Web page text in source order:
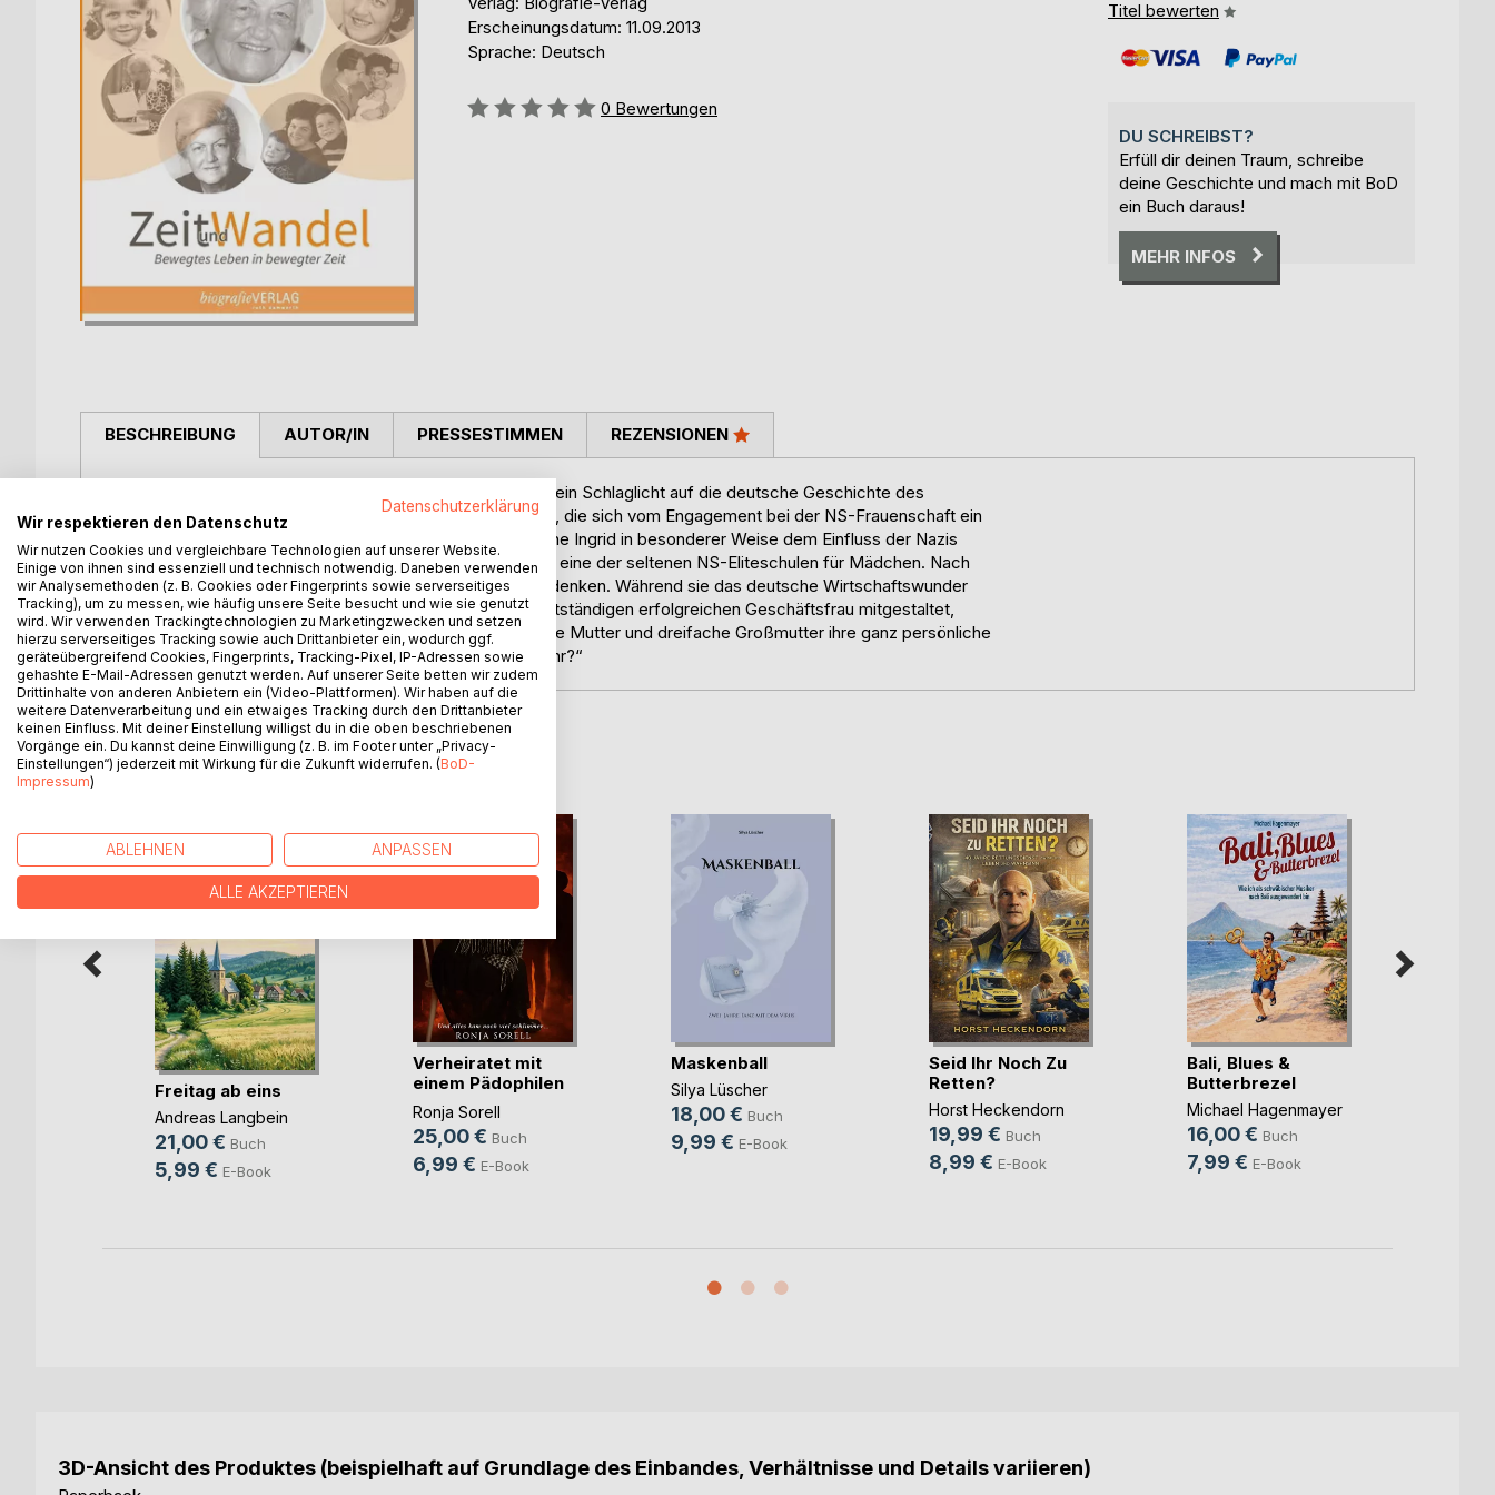
Erscheinungsdatum: 11.09.2013
Sprache: Deutsch
Bewertung::
0 Bewertungen
Titel bewerten
DU SCHREIBST?
Erfüll dir deinen Traum, schreibe
deine Geschichte und mach mit BoD
ein Buch daraus!
MEHR INFOS
BESCHREIBUNG
Ingrid Guntenhöners Lebensgeschichte wirft mehr als nur ein Schlaglicht auf die deutsche Geschichte des
vergangenen Jahrhunderts. Durch die Haltung ihrer Mutter, die sich vom Engagement bei der NS-Frauenschaft ein
besseres Vorankommen verspricht, wird die 1929 geborene Ingrid in besonderer Weise dem Einfluss der Nazis
ausgesetzt und besucht mit der Napola Kolmarberg sogar eine der seltenen NS-Eliteschulen für Mädchen. Nach
Kriegsende muss die nunmehr Sechzehnjährige völlig umdenken. Während sie das deutsche Wirtschaftswunder
miterlebt und vom einfachen Bürofräulein bis hin zur selbstständigen erfolgreichen Geschäftsfrau mitgestaltet,
während jeder Phase ihres Lebens begleitet die zweifache Mutter und dreifache Großmutter ihre ganz persönliche
Auseinandersetzung mit der Frage: „Was ist eigentlich wahr?“
AUTOR/IN PRESSESTIMMEN REZENSIONEN
WEITERE TITEL BEIBoD
Freitag ab eins
Andreas Langbein
21,00 € Buch
5,99 € E-Book
Verheiratet mit
einem Pädophilen
u(...)
Ronja Sorell
25,00 € Buch
6,99 € E-Book
Maskenball
Silya Lüscher
18,00 € Buch
9,99 € E-Book
Seid Ihr Noch Zu
Retten?
Horst Heckendorn
19,99 € Buch
8,99 € E-Book
Bali, Blues &
Butterbrezel
Michael Hagenmayer
16,00 € Buch
7,99 € E-Book
3D-Ansicht des Produktes (beispielhaft auf Grundlage des Einbandes, Verhältnisse und Details variieren)
Datenschutzerklärung
Wir respektieren den Datenschutz
Wir nutzen Cookies und vergleichbare Technologien auf unserer Website.
Einige von ihnen sind essenziell und technisch notwendig. Daneben verwenden
wir Analysemethoden (z. B. Cookies oder Fingerprints sowie serverseitiges
Tracking), um zu messen, wie häufig unsere Seite besucht und wie sie genutzt
wird. Wir verwenden Trackingtechnologien zu Marketingzwecken und setzen
hierzu serverseitiges Tracking sowie auch Drittanbieter ein, wodurch ggf.
geräteübergreifend Cookies, Fingerprints, Tracking-Pixel, IP-Adressen sowie
gehashte E-Mail-Adressen genutzt werden. Auf unserer Seite betten wir zudem
Drittinhalte von anderen Anbietern ein (Video-Plattformen). Wir haben auf die
weitere Datenverarbeitung und ein etwaiges Tracking durch den Drittanbieter
keinen Einfluss. Mit deiner Einstellung willigst du in die oben beschriebenen
Vorgänge ein. Du kannst deine Einwilligung (z. B. im Footer unter „Privacy-
Einstellungen“) jederzeit mit Wirkung für die Zukunft widerrufen. (BoD-
Impressum)
ABLEHNEN ANPASSEN
ALLE AKZEPTIEREN